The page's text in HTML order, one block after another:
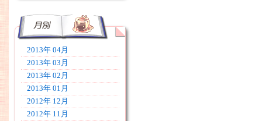
2013年 04月
2013年 03月
2013年 02月
2013年 01月
2012年 12月
2012年 11月